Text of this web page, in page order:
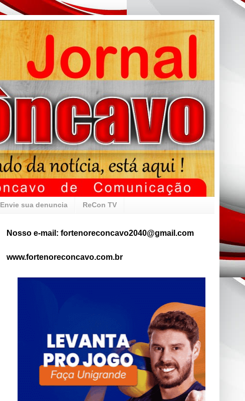
Envie sua denuncia ReCon TV
Nosso e-mail: fortenoreconcavo2040@gmail.com
www.fortenoreconcavo.com.br